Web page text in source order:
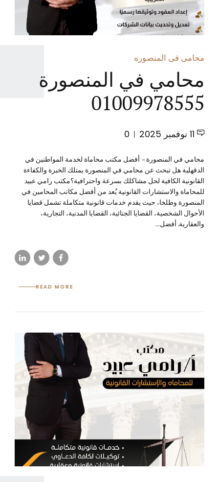
محامى فى المنصوره
محامي في المنصورة
01009978555
11 نوفمبر 2025 0
محامي في المنصورة – أفضل مكتب محاماة لخدمة المواطنين في
الدقهلية هل تبحث عن محامي في المنصورة يمتلك الخبرة والكفاءة
القانونية الكافية لحل مشاكلك بسرعة واحترافية؟مكتب رامي عبيد
للمحاماة والاستشارات القانونية يُعد من أفضل مكاتب المحامين في
المنصورة وطلخا، حيث يقدم خدمات قانونية متكاملة تشمل قضايا
الأحوال الشخصية، القضايا الجنائية، القضايا المدنية، التجارية،
والعقارية. أفضل...
READ MORE